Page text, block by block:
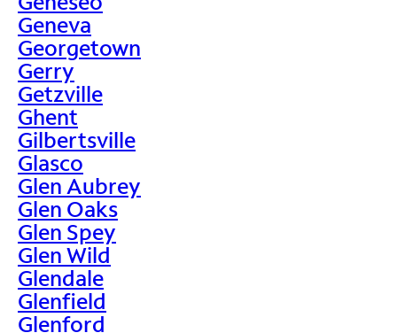
Geneva
Georgetown
Gerry
Getzville
Ghent
Gilbertsville
Glasco
Glen Aubrey
Glen Oaks
Glen Spey
Glen Wild
Glendale
Glenfield
Glenford